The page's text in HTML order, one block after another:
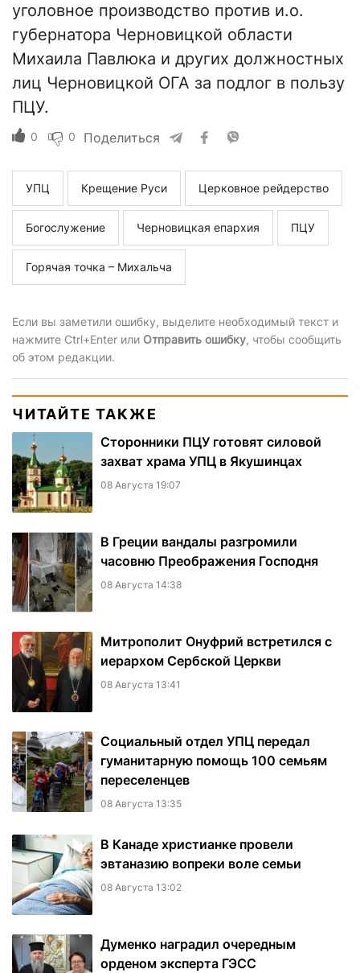
уголовное производство против и.о.
губернатора Черновицкой области
Михаила Павлюка и других должностных
лиц Черновицкой ОГА за подлог в пользу
ПЦУ.
0 0 Поделиться
УПЦ Крещение Руси Церковное рейдерство
Богослужение Черновицкая епархия ПЦУ
Горячая точка – Михальча
Если вы заметили ошибку, выделите необходимый текст и
нажмите Ctrl+Enter или Отправить ошибку, чтобы сообщить
об этом редакции.
ЧИТАЙТЕ ТАКЖЕ
Сторонники ПЦУ готовят силовой
захват храма УПЦ в Якушинцах
08 Августа 19:07
В Греции вандалы разгромили
часовню Преображения Господня
08 Августа 14:38
Митрополит Онуфрий встретился с
иерархом Сербской Церкви
08 Августа 13:41
Социальный отдел УПЦ передал
гуманитарную помощь 100 семьям
переселенцев
08 Августа 13:35
В Канаде христианке провели
эвтаназию вопреки воле семьи
08 Августа 13:02
Думенко наградил очередным
орденом эксперта ГЭСС